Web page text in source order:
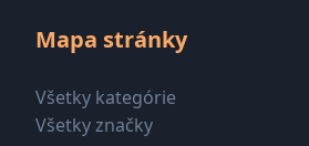
Mapa stránky
Všetky kategórie
Všetky značky